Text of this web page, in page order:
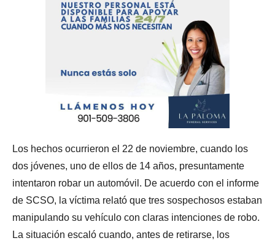
Los hechos ocurrieron el 22 de noviembre, cuando los
dos jóvenes, uno de ellos de 14 años, presuntamente
intentaron robar un automóvil. De acuerdo con el informe
de SCSO, la víctima relató que tres sospechosos estaban
manipulando su vehículo con claras intenciones de robo.
La situación escaló cuando, antes de retirarse, los